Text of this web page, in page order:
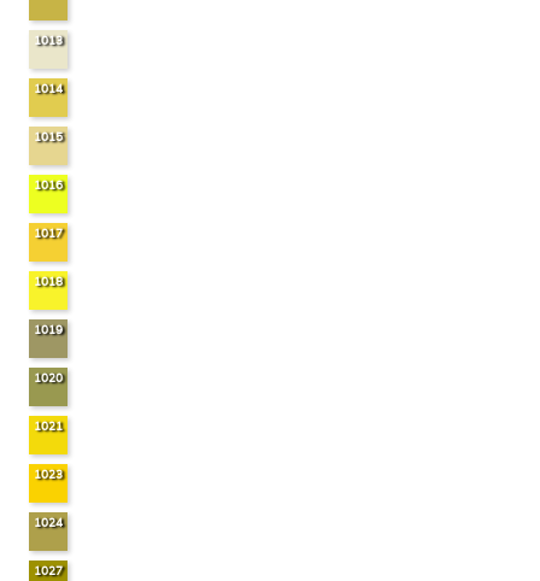
1013
1014
1015
1016
1017
1018
1019
1020
1021
1023
1024
1027